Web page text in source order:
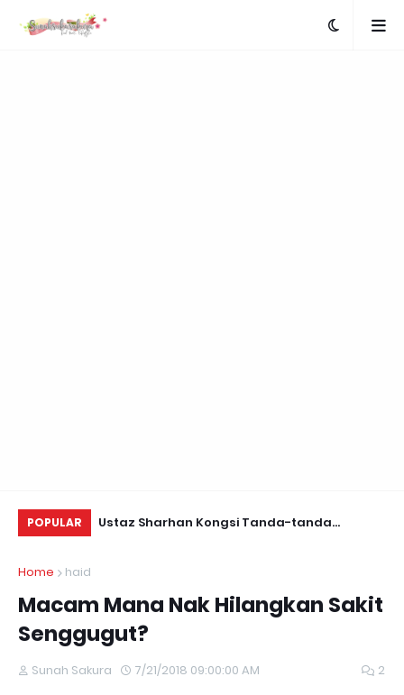
POPULAR
Retreats,
Ustaz Sharhan Kongsi Tanda-tanda
Home haid
Macam Mana Nak Hilangkan Sakit
Senggugut?
Sunah Sakura 7/21/2018 09:00:00 AM 2